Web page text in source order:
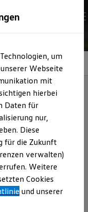
Gebrauchtwagen
Update in Ihrem
sich nicht im Offline-
Teilen erlauben,
um
Webseite
mit
hierbei
Daten für
nur,
Diese
für die Zukunft
verwalten)
Weitere
Cookies
und unserer